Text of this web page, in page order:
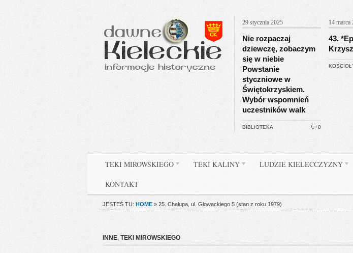
29 stycznia 2025
Nie rozpaczaj
dziewczę, zobaczym
się w niebie
Powstanie
styczniowe w
Świętokrzyskiem.
Wybór wspomnień
uczestników walk
BIBLIOTEKA 0
14 marca
43.
TEKI MIROWSKIEGO TEKI KALINY LUDZIE KIELECCZYZNY
KONTAKT
JESTEŚ TU: HOME » 25. Chałupa, ul. Głowackiego 5 (stan z roku 1979)
INNE, TEKI MIROWSKIEGO